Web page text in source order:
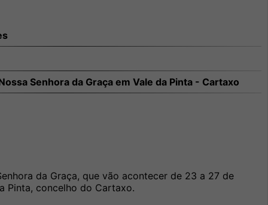
Senhora da Graça em Vale da Pinta - Cartaxo
da Graça, que vão acontecer de 23 a 27 de
Pinta, concelho do Cartaxo.